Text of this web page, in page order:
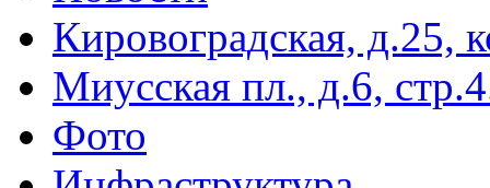
Кировоградская, д.25,
Миусская пл., д.6,
Фото